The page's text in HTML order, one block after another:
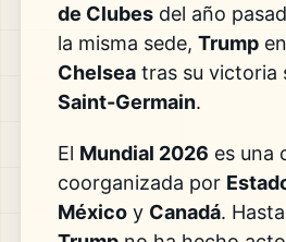
de Clubesdel año
la misma sede, Trump
Chelseatras su victoria
Saint-Germain.
El Mundial 2026 es una
coorganizada por
Méxicoy Canadá.